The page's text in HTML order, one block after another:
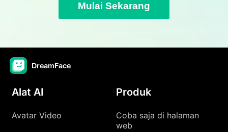
Mulai Sekarang
DreamFace
Alat AI
Avatar Video
Produk
Coba saja di halaman
web